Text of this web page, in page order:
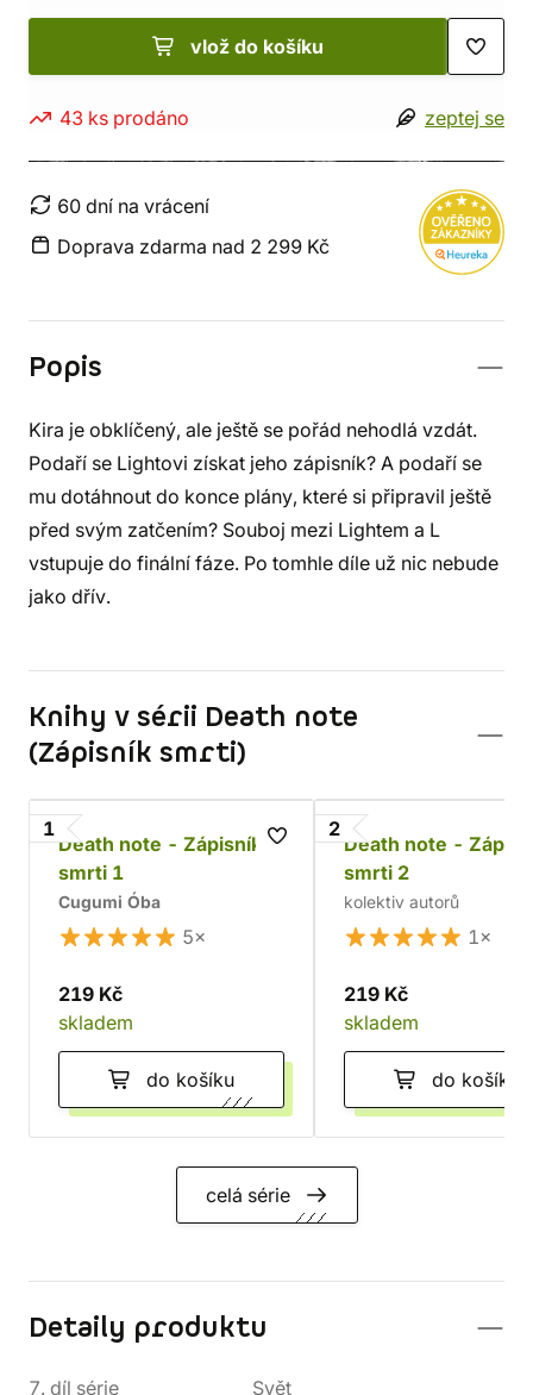
vlož do košíku
43 ks prodáno zeptej se
60 dní na vrácení
Doprava zdarma nad 2 299 Kč
Popis
Kira je obklíčený, ale ještě se pořád nehodlá vzdát.
Podaří se Lightovi získat jeho zápisník? A podaří se
mu dotáhnout do konce plány, které si připravil ještě
před svým zatčením? Souboj mezi Lightem a L
vstupuje do finální fáze. Po tomhle díle už nic nebude
jako dřív.
Knihy v sérii Death note
(Zápisník smrti)
1
Death note - Zápisník
smrti 1
Cugumi Óba
5×
219 Kč
skladem
do košíku
2
Death note -
smrti 2
kolektiv autorů
1×
219 Kč
skladem
do košíku
celá série
Detaily produktu
7. díl série
Svět